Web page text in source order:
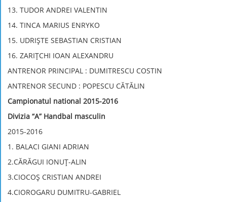
13. TUDOR ANDREI VALENTIN
14. TINCA MARIUS ENRYKO
15. UDRIȘTE SEBASTIAN CRISTIAN
16. ZARIȚCHI IOAN ALEXANDRU
ANTRENOR PRINCIPAL : DUMITRESCU COSTIN
ANTRENOR SECUND : POPESCU CĂTĂLIN
Campionatul national 2015-2016
Divizia “A” Handbal masculin
2015-2016
1. BALACI GIANI ADRIAN
2.CĂRĂGUI IONUŢ-ALIN
3.CIOCOŞ CRISTIAN ANDREI
4.CIOROGARU DUMITRU-GABRIEL